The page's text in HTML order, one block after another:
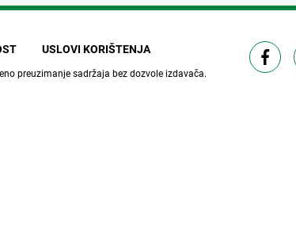
USLOVI KORIŠTENJA
preuzimanje sadržaja bez dozvole izdavača.